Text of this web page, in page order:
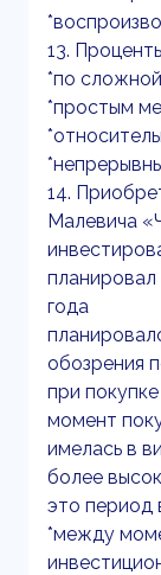
13.
*по
*простым
14.
Малевича
планировал
года
обозрения
при
момент
имелась в
более
это период
*между